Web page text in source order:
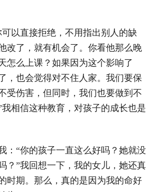
以直接拒绝，不用指出别人的缺
改了，就有机会了。你看他那么晚
怎么上课？如果因为这个影响了
，也会觉得对不住人家。我们要保
受伤害，但同时，我们也要做到不
相信这种教育，对孩子的成长也是
：“你的孩子一直这么好吗？她就没
？”我回想一下，我的女儿，她还真
时期。那么，真的是因为我的命好